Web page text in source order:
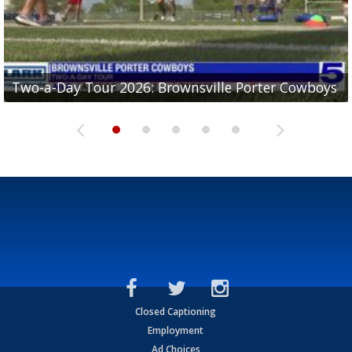
Two-a-Day Tour 2026: Brownsville Porter Cowboys
Two-a-Day Tour 2026: Brownsville Lopez Lobos
Two-a-Day Tour 2026: Mercedes Tigers
Two-a-Day Tour 2026: Progreso Red Ants
Two-a-Day Tour 2026: Donna Redskins
Closed Captioning
Employment